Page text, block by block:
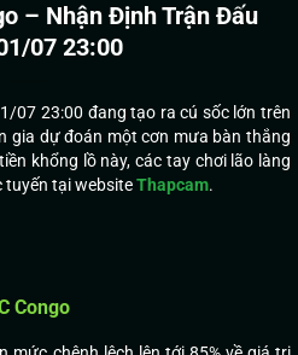
– Nhận Định Trận Đấu
07 23:00
07 23:00 đang tạo ra cú sốc lớn trên
gia dự đoán một cơn mưa bàn thắng
khổng lồ này, các tay chơi lão làng
tuyến tại websiteThapcam.
Congo